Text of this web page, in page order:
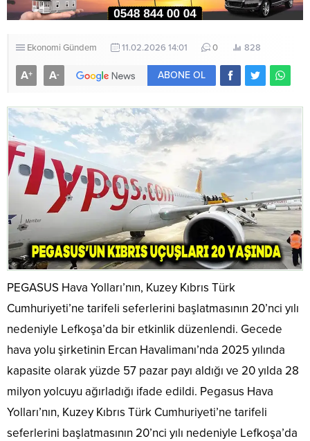
Ekonomi Gündem 11.02.2026 14:01 0 828
A+ A- ABONE OL
PEGASUS Hava Yolları’nın, Kuzey Kıbrıs Türk
Cumhuriyeti’ne tarifeli seferlerini başlatmasının 20’nci yılı
nedeniyle Lefkoşa’da bir etkinlik düzenlendi. Gecede
hava yolu şirketinin Ercan Havalimanı’nda 2025 yılında
kapasite olarak yüzde 57 pazar payı aldığı ve 20 yılda 28
milyon yolcuyu ağırladığı ifade edildi. Pegasus Hava
Yolları’nın, Kuzey Kıbrıs Türk Cumhuriyeti’ne tarifeli
seferlerini başlatmasının 20’nci yılı nedeniyle Lefkoşa’da